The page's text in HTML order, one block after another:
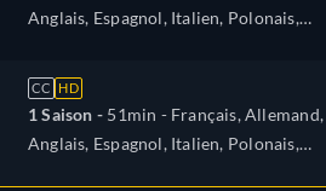
Anglais, Espagnol, Italien, Polonais,
CC HD
1 Saison - 51min - Français, Allemand,
Anglais, Espagnol, Italien, Polonais,